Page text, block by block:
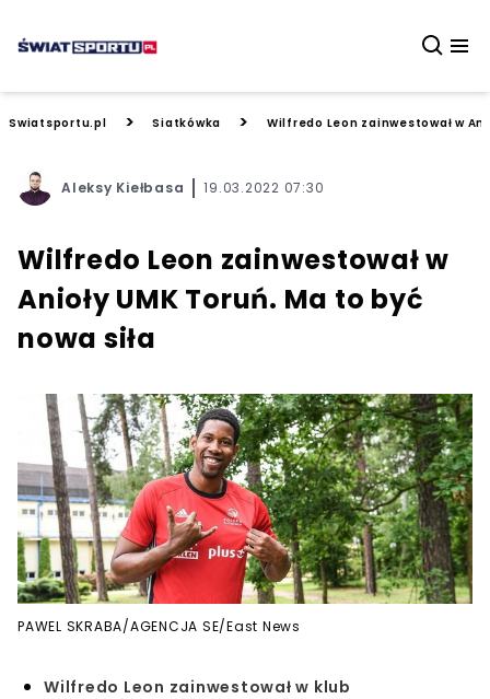
Swiatsportu.pl > Siatkówka > Wilfredo Leon zainwestował w
Aleksy Kiełbasa 19.03.2022 07:30
Wilfredo Leon zainwestował w
Anioły UMK Toruń. Ma to być
nowa siła
PAWEL SKRABA/AGENCJA SE/East News
Wilfredo Leon zainwestował w klub